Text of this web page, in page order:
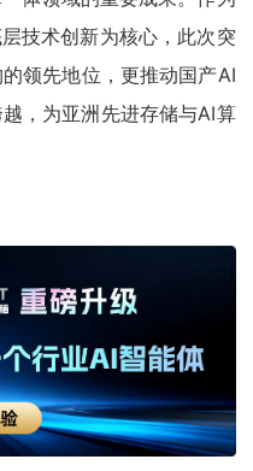
技术创新为核心，此次突
领先地位，更推动国产AI
，为亚洲先进存储与AI算